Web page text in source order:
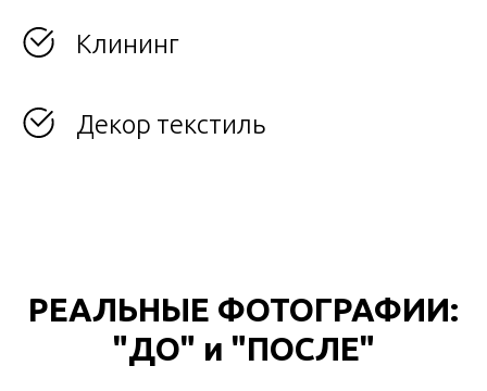
Клининг
Декор текстиль
РЕАЛЬНЫЕ ФОТОГРАФИИ:
"ДО" и "ПОСЛЕ"